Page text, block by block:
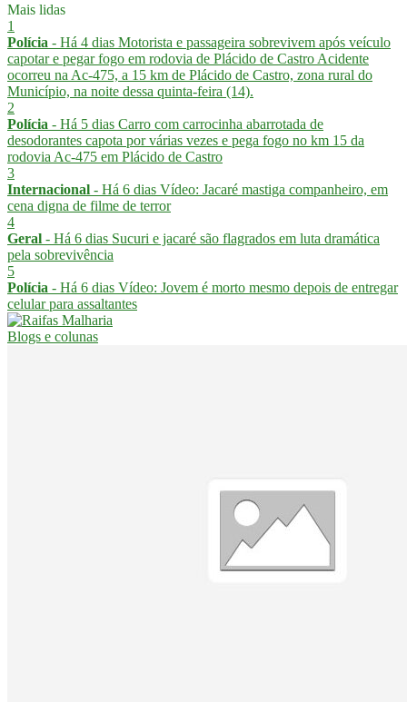
Mais lidas
1
Polícia - Há 4 dias Motorista e passageira sobrevivem após veículo
capotar e pegar fogo em rodovia de Plácido de Castro Acidente
ocorreu na Ac-475, a 15 km de Plácido de Castro, zona rural do
Município, na noite dessa quinta-feira (14).
2
Polícia - Há 5 dias Carro com carrocinha abarrotada de
desodorantes capota por várias vezes e pega fogo no km 15 da
rodovia Ac-475 em Plácido de Castro
3
Internacional - Há 6 dias Vídeo: Jacaré mastiga companheiro, em
cena digna de filme de terror
4
Geral - Há 6 dias Sucuri e jacaré são flagrados em luta dramática
pela sobrevivência
5
Polícia - Há 6 dias Vídeo: Jovem é morto mesmo depois de entregar
celular para assaltantes
Blogs e colunas